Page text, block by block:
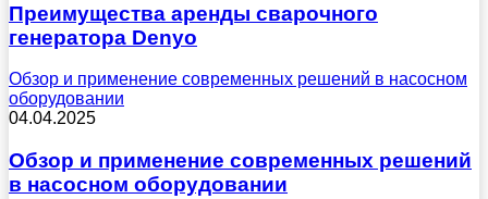
Преимущества аренды сварочного
генератора Denyo
Обзор и применение современных решений в насосном
оборудовании
04.04.2025
Обзор и применение современных решений
в насосном оборудовании